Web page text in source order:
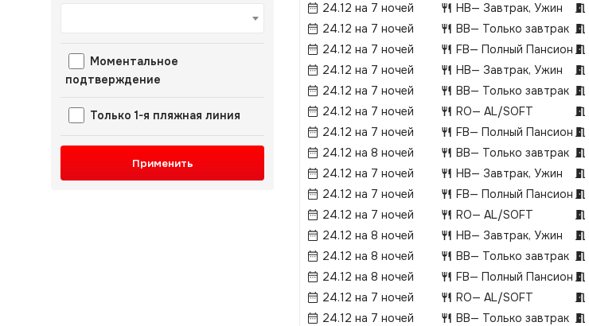
Моментальное
подтверждение
Только 1-я пляжная линия
Применить
24.12 на 7 ночей
HB— Завтрак, Ужин
24.12 на 7 ночей
BB— Только завтрак
24.12 на 7 ночей
FB— Полный Пансион
24.12 на 7 ночей
HB— Завтрак, Ужин
24.12 на 7 ночей
BB— Только завтрак
24.12 на 7 ночей
RO— AL/SOFT
24.12 на 7 ночей
FB— Полный Пансион
24.12 на 8 ночей
BB— Только завтрак
24.12 на 7 ночей
HB— Завтрак, Ужин
24.12 на 7 ночей
FB— Полный Пансион
24.12 на 7 ночей
RO— AL/SOFT
24.12 на 8 ночей
HB— Завтрак, Ужин
24.12 на 8 ночей
BB— Только завтрак
24.12 на 8 ночей
FB— Полный Пансион
24.12 на 7 ночей
RO— AL/SOFT
24.12 на 7 ночей
BB— Только завтрак